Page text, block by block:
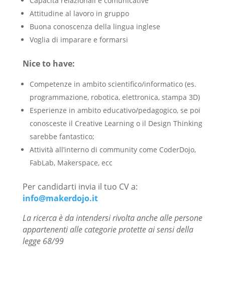
Attitudine al lavoro in gruppo
Buona conoscenza della lingua inglese
Voglia di imparare e formarsi
Nice to have:
Competenze in ambito scientifico/informatico (es.
programmazione, robotica, elettronica, stampa 3D)
Esperienze in ambito educativo/pedagogico, se poi
conosceste il Creative Learning o il Design Thinking
sarebbe fantastico;
Attività all’interno di community come CoderDojo,
FabLab, Makerspace, ecc
Per candidarti invia il tuo CV a:
info@makerdojo.it
La ricerca è da intendersi rivolta anche alle persone
appartenenti alle categorie protette ai sensi della
legge 68/99